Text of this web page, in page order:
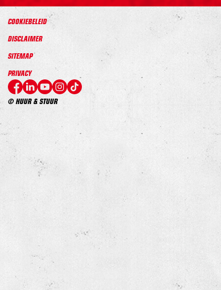
© HUUR & STUUR
COOKIEBELEID
DISCLAIMER
SITEMAP
PRIVACY